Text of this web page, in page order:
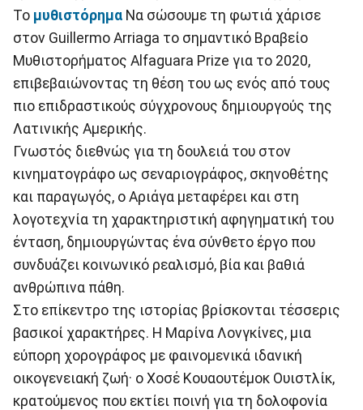
Το μυθιστόρημα Να σώσουμε τη φωτιά χάρισε
στον Guillermo Arriaga το σημαντικό Βραβείο
Μυθιστορήματος Alfaguara Prize για το 2020,
επιβεβαιώνοντας τη θέση του ως ενός από τους
πιο επιδραστικούς σύγχρονους δημιουργούς της
Λατινικής Αμερικής.
Γνωστός διεθνώς για τη δουλειά του στον
κινηματογράφο ως σεναριογράφος, σκηνοθέτης
και παραγωγός, ο Αριάγα μεταφέρει και στη
λογοτεχνία τη χαρακτηριστική αφηγηματική του
ένταση, δημιουργώντας ένα σύνθετο έργο που
συνδυάζει κοινωνικό ρεαλισμό, βία και βαθιά
ανθρώπινα πάθη.
Στο επίκεντρο της ιστορίας βρίσκονται τέσσερις
βασικοί χαρακτήρες. Η Μαρίνα Λονγκίνες, μια
εύπορη χορογράφος με φαινομενικά ιδανική
οικογενειακή ζωή· ο Χοσέ Κουαουτέμοκ Ουιστλίκ,
κρατούμενος που εκτίει ποινή για τη δολοφονία